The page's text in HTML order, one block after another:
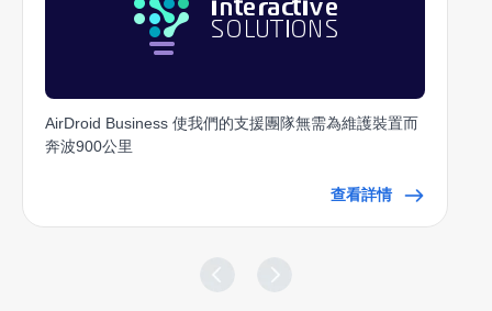
AirDroid Business 使我們的支援團隊無需為維護裝置而
奔波900公里
查看詳情